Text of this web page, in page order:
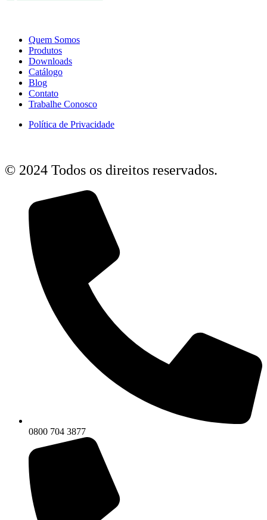
Quem Somos
Produtos
Downloads
Catálogo
Blog
Contato
Trabalhe Conosco
Política de Privacidade
© 2024 Todos os direitos reservados.
0800 704 3877